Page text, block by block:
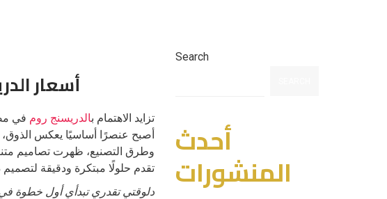
أسعار
تزايد الاهتمام بالدريسنج روم في
أصبح عنصرًا أساسيًا يعكس الذوق،
وطرق التصنيع، ظهرت تصاميم
تقدم حلولًا مبتكرة ودقيقة
دلوقتي تقدري تبدأي أول خطوة
Search
أحدث
المنشورات